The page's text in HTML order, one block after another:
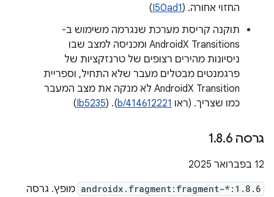
החזוי אחורה. (I50ad1
)
תוקנה קריסת מערכת שנגרמה משימוש ב-
AndroidX Transitions ומכניסה למצב שבו
ניסיונות מהירים רצופים של טרנזקציות של
פרגמנטים מבטלים מעבר שלא התחיל, וספריית
AndroidX Transition לא מנקה את מצב המעבר
כמו שצריך. (ראו b/414612221
). (
Ib5235
)
גרסה 1 .8.6
‫12 בפברואר 2025
androidx.fragment:fragment-*:1.8.6 מופץ. גרסה